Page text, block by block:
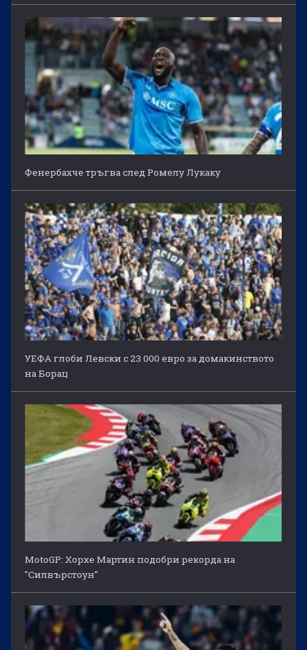
Фенербахче тръгва след Ромелу Лукаку
УЕФА глоби Левски с 23 000 евро за домакинството
на Борац
MotoGP: Хорхе Мартин подобри рекорда на
"Силвърстоун"